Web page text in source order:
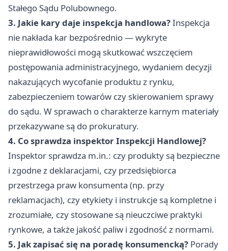
Stałego Sądu Polubownego.
3. Jakie kary daje inspekcja handlowa?Inspekcja
nie nakłada kar bezpośrednio — wykryte
nieprawidłowości mogą skutkować wszczęciem
postępowania administracyjnego, wydaniem decyzji
nakazujących wycofanie produktu z rynku,
zabezpieczeniem towarów czy skierowaniem sprawy
do sądu. W sprawach o charakterze karnym materiały
przekazywane są do prokuratury.
4. Co sprawdza inspektor Inspekcji Handlowej?
Inspektor sprawdza m.in.: czy produkty są bezpieczne
i zgodne z deklaracjami, czy przedsiębiorca
przestrzega praw konsumenta (np. przy
reklamacjach), czy etykiety i instrukcje są kompletne i
zrozumiałe, czy stosowane są nieuczciwe praktyki
rynkowe, a także jakość paliw i zgodność z normami.
5. Jak zapisać się na poradę konsumencką? Porady